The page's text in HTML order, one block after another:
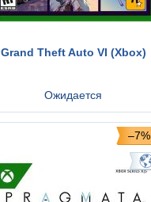
Grand Theft Auto VI (Xbox)
Ожидается
–7%